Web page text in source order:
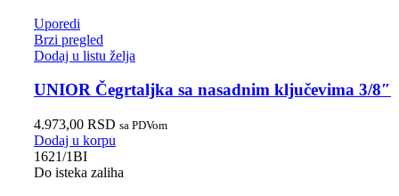
Uporedi
Brzi pregled
Dodaj u listu želja
UNIOR Čegrtaljka sa nasadnim ključevima 3/8″
4.973,00 RSD sa PDVom
Dodaj u korpu
1621/1BI
Do isteka zaliha